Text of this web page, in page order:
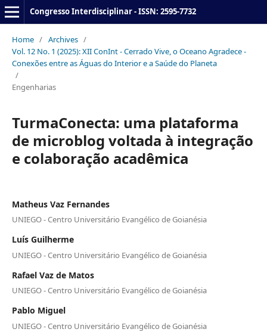
Congresso Interdisciplinar - ISSN: 2595-7732
Home / Archives /
Vol. 12 No. 1 (2025): XII ConInt - Cerrado Vive, o Oceano Agradece -
Conexões entre as Águas do Interior e a Saúde do Planeta
/
Engenharias
TurmaConecta: uma plataforma
de microblog voltada à integração
e colaboração acadêmica
Matheus Vaz Fernandes
UNIEGO - Centro Universitário Evangélico de Goianésia
Luís Guilherme
UNIEGO - Centro Universitário Evangélico de Goianésia
Rafael Vaz de Matos
UNIEGO - Centro Universitário Evangélico de Goianésia
Pablo Miguel
UNIEGO - Centro Universitário Evangélico de Goianésia